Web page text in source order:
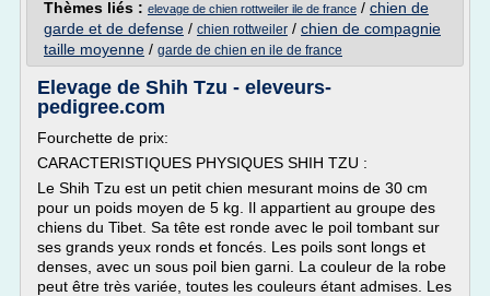
Thèmes liés : elevage de chien rottweiler ile de france / chien de
garde et de defense / chien rottweiler / chien de compagnie
taille moyenne / garde de chien en ile de france
Elevage de Shih Tzu - eleveurs-
pedigree.com
Fourchette de prix:
CARACTERISTIQUES PHYSIQUES SHIH TZU :
Le Shih Tzu est un petit chien mesurant moins de 30 cm
pour un poids moyen de 5 kg. Il appartient au groupe des
chiens du Tibet. Sa tête est ronde avec le poil tombant sur
ses grands yeux ronds et foncés. Les poils sont longs et
denses, avec un sous poil bien garni. La couleur de la robe
peut être très variée, toutes les couleurs étant admises. Les